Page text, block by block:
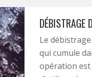
DÉBISTRAGE
Le
qui cumule
opération est